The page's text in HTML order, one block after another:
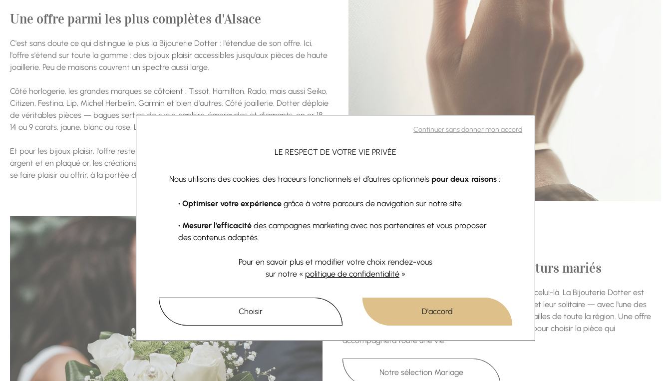
Continuer sans donner mon accord
LE RESPECT DE VOTRE VIE PRIVÉE
Nous utilisons des cookies, des traceurs fonctionnels et d’autres optionnels pour deux raisons:
• Optimiser votre expérience grâce à votre parcours de navigation sur notre site.
• Mesurer l’efficacité des campagnes marketing avec nos partenaires et vous proposer
des contenus adaptés.
Pour en savoir plus et modifier votre choix rendez-vous
sur notre « politique de confidentialité »
Choisir D'accord
Une offre parmi les plus complètes d'Alsace
C'est sans doute ce qui distingue le plus la Bijouterie Dotter : l'étendue de son offre. Ici,
l'offre s'étend sur toute la gamme : des bijoux plaisir accessibles jusqu'aux pièces de haute
joaillerie. Peu de maisons couvrent un spectre aussi large.
Côté horlogerie, les grandes marques se côtoient : Tissot, Hamilton, Rado, mais aussi Seiko,
Citizen, Festina, Lip, Michel Herbelin, Garmin et bien d'autres. Côté joaillerie, Dotter déploie
de véritables pièces — bagues serties de rubis, saphirs, émeraudes et diamants, en or 18,
14 ou 9 carats, jaune, blanc ou rose. La maison Mauboussin y trouve naturellement sa place.
Et pour les bijoux plaisir, l'offre reste tout aussi soignée : une magnifique collection en
argent et en plaqué or, les créations Les Georgettes, les marques ZAG et Lotus — de quoi
se faire plaisir ou offrir, à la portée de toutes les bourses.
La bijouterie des fiancés et des futurs mariés
S'il y a un moment où Guebwiller pense à Dotter, c'est celui-là. La Bijouterie Dotter est
l'adresse où les couples viennent choisir leurs alliances et leur solitaire — avec l'une des
plus belles sélections d'alliances et de bagues de fiançailles de toute la région. Une offre
incomparable, un conseil expert, et le temps qu'il faut pour choisir la pièce qui
accompagnera toute une vie.
Notre sélection Mariage